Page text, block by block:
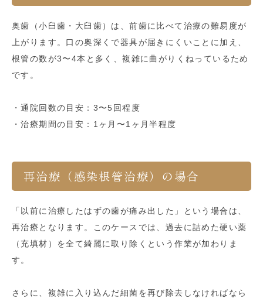
奥歯（小臼歯・大臼歯）は、前歯に比べて治療の難易度が
上がります。口の奥深くで器具が届きにくいことに加え、
根管の数が3〜4本と多く、複雑に曲がりくねっているため
です。
・通院回数の目安：3〜5回程度
・治療期間の目安：1ヶ月〜1ヶ月半程度
再治療（感染根管治療）の場合
「以前に治療したはずの歯が痛み出した」という場合は、
再治療となります。このケースでは、過去に詰めた硬い薬
（充填材）を全て綺麗に取り除くという作業が加わりま
す。
さらに、複雑に入り込んだ細菌を再び除去しなければなら